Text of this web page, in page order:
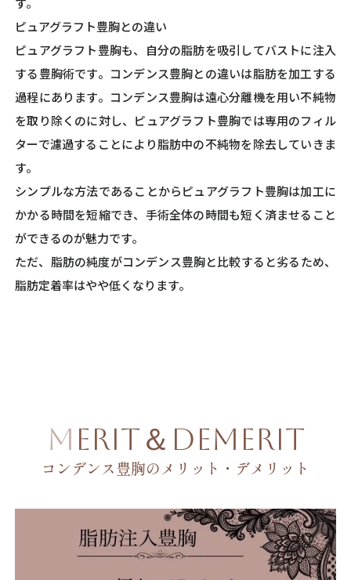
ピュアグラフト豊胸との違い
ピュアグラフト豊胸も、自分の脂肪を吸引してバストに注入
する豊胸術です。コンデンス豊胸との違いは脂肪を加工する
過程にあります。コンデンス豊胸は遠心分離機を用い不純物
を取り除くのに対し、ピュアグラフト豊胸では専用のフィル
ターで濾過することにより脂肪中の不純物を除去していきま
す。
シンプルな方法であることからピュアグラフト豊胸は加工に
かかる時間を短縮でき、手術全体の時間も短く済ませること
ができるのが魅力です。
ただ、脂肪の純度がコンデンス豊胸と比較すると劣るため、
脂肪定着率はやや低くなります。
MERIT＆DEMERIT
コンデンス豊胸のメリット・デメリット